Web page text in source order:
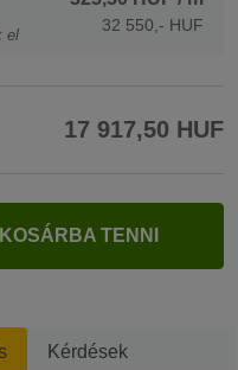
el
32 550,- HUF
17 917,50 HUF
KOSÁRBA TENNI
Kérdések